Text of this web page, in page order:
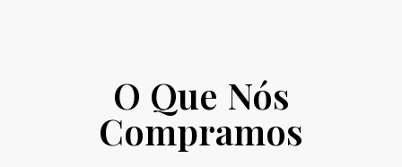
O Que Nós
Compramos